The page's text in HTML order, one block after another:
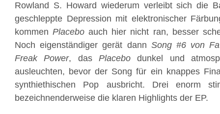
Rowland S. Howard wiederum verleibt sich die
geschleppte Depression mit elektronischer
kommenPlacebo auch hier nicht ran, besser
Noch eigenständiger gerät dann Song #6 von
Freak Power, dasPlacebo dunkel und
ausleuchten, bevor der Song für ein knappes
synthiethischen Pop ausbricht. Drei enorm
bezeichnenderweise die klaren Highlights der EP.